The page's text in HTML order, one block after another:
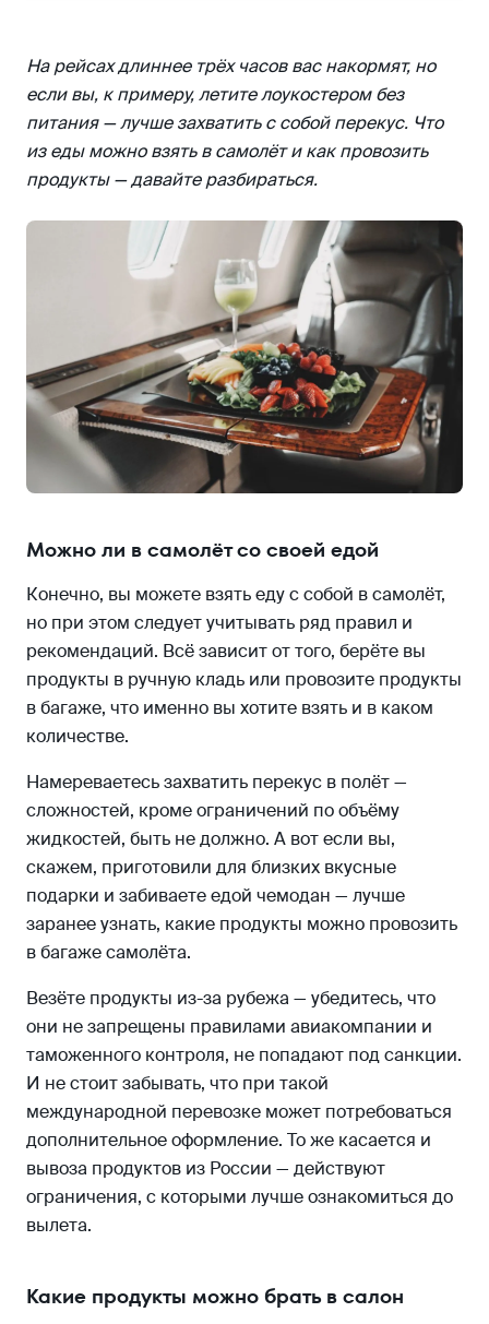
Международные рейсы
На рейсах длиннее трёх часов вас накормят, но
если вы, к примеру, летите лоукостером без
питания — лучше захватить с собой перекус. Что
из еды можно взять в самолёт и как провозить
продукты — давайте разбираться.
Можно ли в самолёт со своей едой
Конечно, вы можете взять еду с собой в самолёт,
но при этом следует учитывать ряд правил и
рекомендаций. Всё зависит от того, берёте вы
продукты в ручную кладь или провозите продукты
в багаже, что именно вы хотите взять и в каком
количестве.
Намереваетесь захватить перекус в полёт —
сложностей, кроме ограничений по объёму
жидкостей, быть не должно. А вот если вы,
скажем, приготовили для близких вкусные
подарки и забиваете едой чемодан — лучше
заранее узнать, какие продукты можно провозить
в багаже самолёта.
Везёте продукты из-за рубежа — убедитесь, что
они не запрещены правилами авиакомпании и
таможенного контроля, не попадают под санкции.
И не стоит забывать, что при такой
международной перевозке может потребоваться
дополнительное оформление. То же касается и
вывоза продуктов из России — действуют
ограничения, с которыми лучше ознакомиться до
вылета.
Какие продукты можно брать в салон